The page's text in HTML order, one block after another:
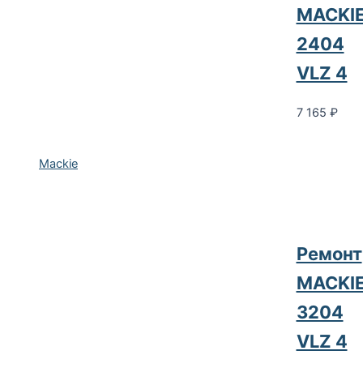
Mackie
2404
VLZ 4
7 165 ₽
Ремонт
3204
VLZ 4